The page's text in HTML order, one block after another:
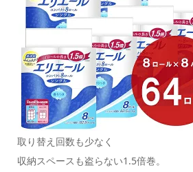
取り替え回数も少なく
収納スペースも盗らない1.5倍巻。